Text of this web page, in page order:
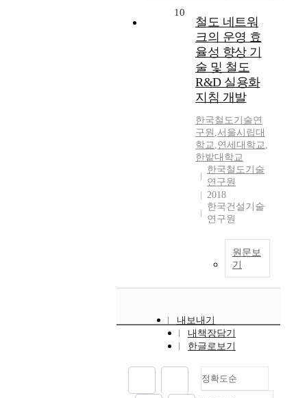
10
철도 네트워
크의 운영 효
율성 향상 기
술 및 철도
R&D 실용화
지침 개발
한국철도기술연
구원 ,서울시립대
학교,연세대학교,
한밭대학교
한국철도기술
연구원
2018
한국건설기술
연구원
원문보
기
내보내기
내책장담기
한글로보기
정확도순